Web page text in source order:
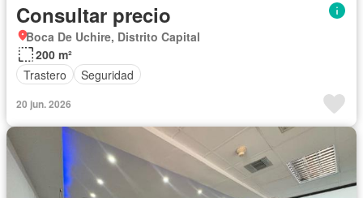
Consultar precio
Boca De Uchire, Distrito Capital
200 m²
Trastero
Seguridad
20 jun. 2026